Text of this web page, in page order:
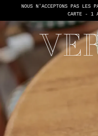
NOUS N'ACCEPTONS PAS LES
CARTE - 1